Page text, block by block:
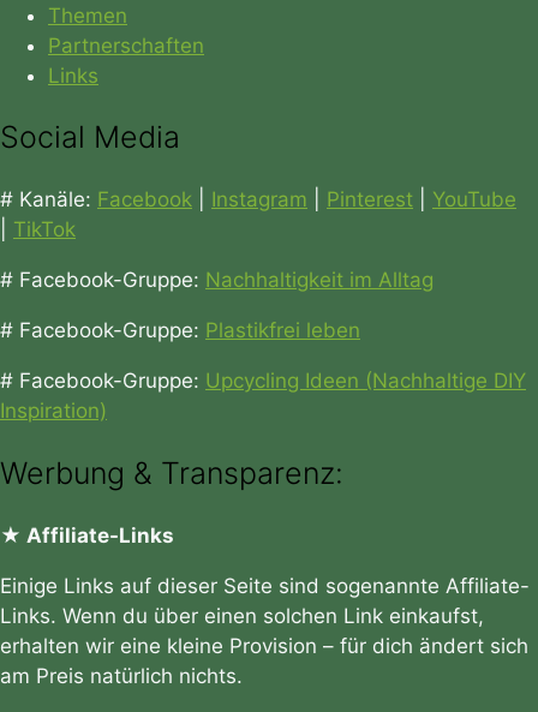
Themen
Partnerschaften
Links
Social Media
# Kanäle: Facebook Instagram Pinterest
YouTube
TikTok
# Facebook-Gruppe: Nachhaltigkeit im Alltag
# Facebook-Gruppe: Plastikfrei leben
# Facebook-Gruppe: Upcycling Ideen (Nachhaltige DIY
Inspiration)
Werbung & Transparenz:
★ Affiliate-Links
Einige Links auf dieser Seite sind sogenannte Affiliate-
Links. Wenn du über einen solchen Link einkaufst,
erhalten wir eine kleine Provision – für dich ändert sich
am Preis natürlich nichts.